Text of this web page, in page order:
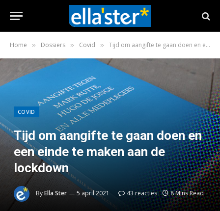
Home » Dossiers » Covid » Tijd om aangifte te gaan doen en een einde te maken aan de lockdown
COVID
Tijd om aangifte te gaan doen en
een einde te maken aan de
lockdown
ByElla Ster 5 april 2021 43 reacties 8 Mins Read